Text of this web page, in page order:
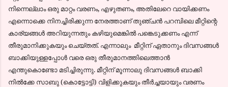
നിന്നെല്ലാം ഒരു മാറ്റം വരണം, എഴുതണം, അതിലേറെ വായിക്കണം
എന്നൊക്കെ നിനച്ചിരിക്കുന്ന നേരത്താണ് തുഞ്ചന്‍ പറമ്പിലെ മീറ്റിന്റെ
കാര്യങ്ങള്‍ അറിയുന്നതും കഴിയുമെങ്കില്‍ പങ്കെടുക്കണം എന്ന്‍
തീരുമാനിക്കുകയും ചെയ്തത്. എന്നാലും മീറ്റിന് ഏതാനും ദിവസങ്ങള്‍
ബാക്കിയുള്ളപ്പോള്‍ വരെ ഒരു തീരുമാനത്തിലെത്താന്‍
എന്തുകൊണ്ടോ മടിച്ചിരുന്നു. മീറ്റിന് മൂന്നാലു ദിവസങ്ങള്‍ ബാക്കി
നില്‍ക്കേ സാബു (കൊട്ടോട്ടി) വിളിക്കുകയും തീര്‍ച്ചയായും വരണം